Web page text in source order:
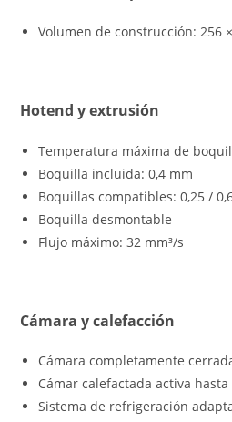
Volumen de construcción: 256
Hotend y extrusión
Temperatura máxima de
Boquilla incluida: 0,4 mm
Boquillas compatibles: 0,25 /
Boquilla desmontable
Flujo máximo: 32 mm³/s
Cámara y calefacción
Cámara completamente
Cámar calefactada activa hasta
Sistema de refrigeración